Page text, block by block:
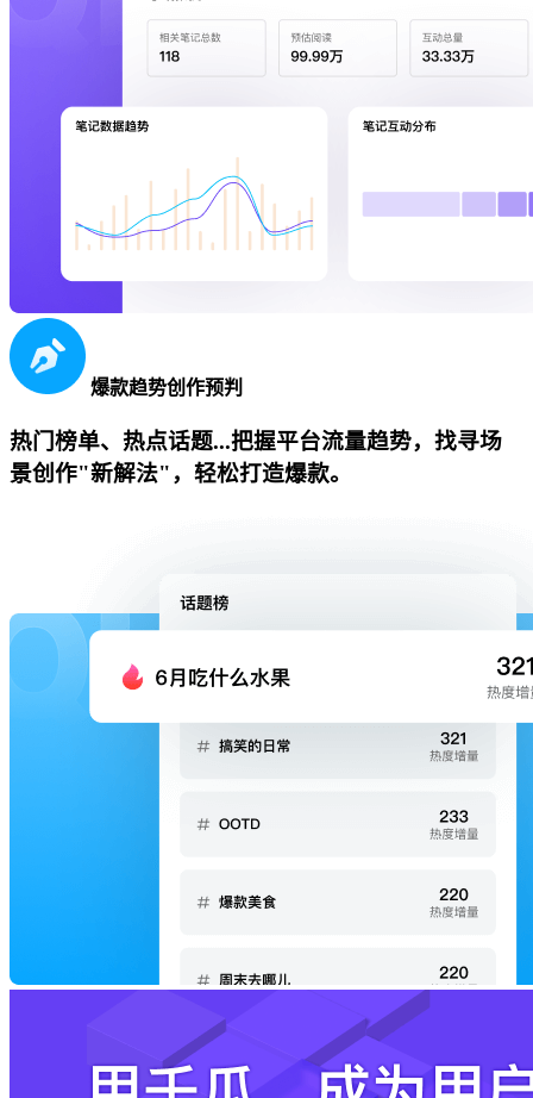
爆款趋势创作预判
热门榜单、热点话题...把握平台流量趋势，找寻场
景创作"新解法"，轻松打造爆款。